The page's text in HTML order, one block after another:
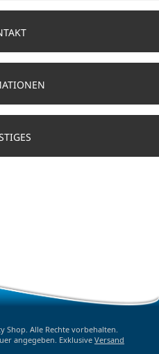
Shop. Alle Rechte vorbehalten.
angegeben. Exklusive Versand